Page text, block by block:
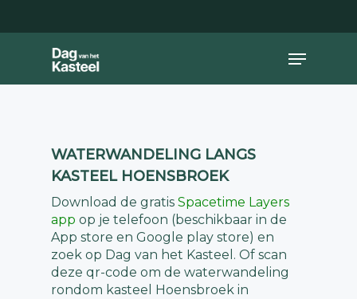
Menu
WATERWANDELING LANGS
KASTEEL HOENSBROEK
Download de gratisSpacetime Layers
app op je telefoon (beschikbaar in de
App store en Google play store) en
zoek op Dag van het Kasteel. Of scan
deze qr-code om de waterwandeling
rondom kasteel Hoensbroek in